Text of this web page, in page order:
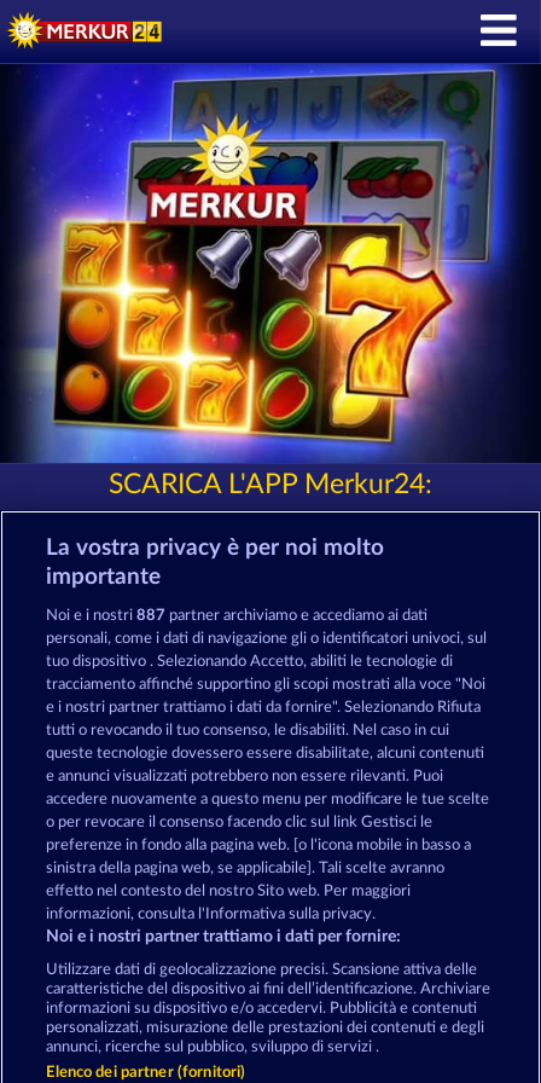
SCARICA L'APP Merkur24:
Gioca ora
Giochi da casinò su Merkur24: gioca
gratis ai nostri giochi da casinò online
Termini e condizioni
Informativa sulla privacy Note legali
Società FAQ Facebook
Invia richiesta di recesso
La vostra privacy è per noi molto
importante
Noi e i nostri887 partner archiviamo e accediamo ai dati
personali, come i dati di navigazione gli o identificatori univoci, sul
tuo dispositivo . Selezionando Accetto, abiliti le tecnologie di
tracciamento affinché supportino gli scopi mostrati alla voce "Noi
e i nostri partner trattiamo i dati da fornire". Selezionando Rifiuta
tutti o revocando il tuo consenso, le disabiliti. Nel caso in cui
queste tecnologie dovessero essere disabilitate, alcuni contenuti
e annunci visualizzati potrebbero non essere rilevanti. Puoi
accedere nuovamente a questo menu per modificare le tue scelte
o per revocare il consenso facendo clic sul link Gestisci le
preferenze in fondo alla pagina web. [o l'icona mobile in basso a
sinistra della pagina web, se applicabile]. Tali scelte avranno
effetto nel contesto del nostro Sito web. Per maggiori
informazioni, consulta l'Informativa sulla privacy.
Noi e i nostri partner trattiamo i dati per fornire:
Utilizzare dati di geolocalizzazione precisi. Scansione attiva delle
caratteristiche del dispositivo ai fini dell’identificazione. Archiviare
informazioni su dispositivo e/o accedervi. Pubblicità e contenuti
personalizzati, misurazione delle prestazioni dei contenuti e degli
annunci, ricerche sul pubblico, sviluppo di servizi .
Elenco dei partner (fornitori)